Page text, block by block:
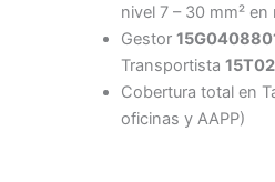
nivel 7 – 30 mm²
Gestor
Transportista
Cobertura total en
oficinas y AAPP)